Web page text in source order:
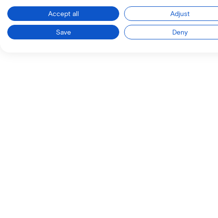
Accept all Adjust
Save Deny